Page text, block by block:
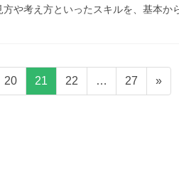
や考え方といったスキルを、基本か
固
定
20
固
定
21
固
定
22 …
固
定
27 »